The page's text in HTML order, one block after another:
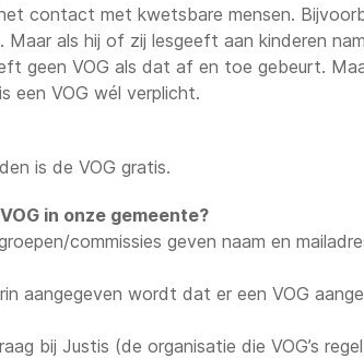
contact met kwetsbare mensen.
als hij of zij lesgeeft aan kinderen
geen VOG als dat af en toe gebeurt.
een VOG wél verplicht.
is de VOG gratis.
in onze gemeente?
commissies geven naam en
aangegeven wordt dat er een VOG
bij Justis (de organisatie die VOG’s